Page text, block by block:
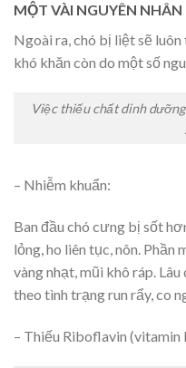
MỘT VÀI NGUYÊN
Ngoài ra, chó bị liệt sẽ
khó khăn còn do một số
Việc thiếu chất dinh
– Nhiễm khuẩn:
Ban đầu chó cưng bị sốt
lỏng, ho liên tục, nôn. Phần
vàng nhạt, mũi khô ráp.
theo tình trạng run rẩy, co
– Thiếu Riboflavin (vitamin